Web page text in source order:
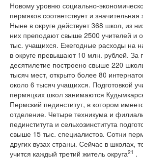
Новому уровню социально-
пермяков соответствует и значительная
Ныне в округе действует 368 школ, из
них преподают свыше 2500 учителей и
тыс. учащихся. Ежегодные расходы на
в округе превышают 10 млн. рублей. За
десятилетие построено свыше 220
тысяч мест, открыто более 80
около 6 тысяч учащихся. Подготовкой
пермяцких школ занимаются
Пермский пединститут, в котором
отделение. Четыре техникума и
пединститута и сельхозинститута
свыше 15 тыс. специалистов. Сотни
других вузах страны. Сейчас в школах,
учится каждый третий житель округа21 .